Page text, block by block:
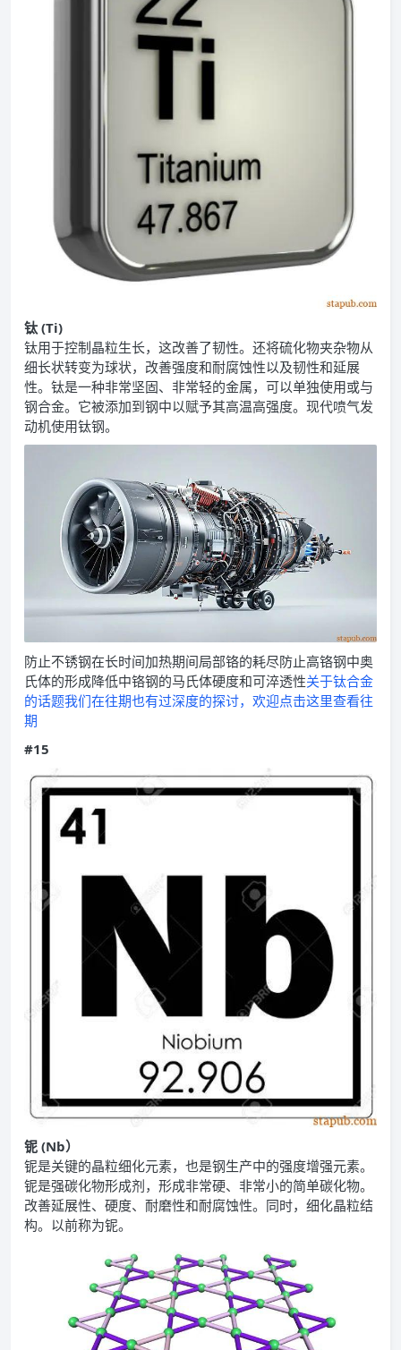
钛 (Ti)
钛用于控制晶粒生长，这改善了韧性。还将硫化物夹杂物从
细长状转变为球状，改善强度和耐腐蚀性以及韧性和延展
性。钛是一种非常坚固、非常轻的金属，可以单独使用或与
钢合金。它被添加到钢中以赋予其高温高强度。现代喷气发
动机使用钛钢。
防止不锈钢在长时间加热期间局部铬的耗尽防止高铬钢中奥
氏体的形成降低中铬钢的马氏体硬度和可淬透性关于钛合金
的话题我们在往期也有过深度的探讨，欢迎点击这里查看往
期
#15
铌 (Nb）
铌是关键的晶粒细化元素，也是钢生产中的强度增强元素。
铌是强碳化物形成剂，形成非常硬、非常小的简单碳化物。
改善延展性、硬度、耐磨性和耐腐蚀性。同时，细化晶粒结
构。以前称为铌。